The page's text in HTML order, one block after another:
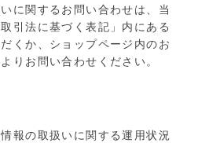
に関するお問い合わせは、当
引法に基づく表記」内にある
くか、ショップページ内のお
りお問い合わせください。
報の取扱いに関する運用状況